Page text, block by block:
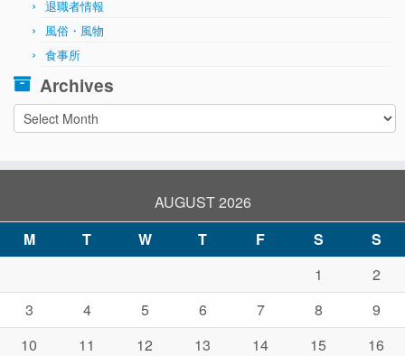
退職者情報
風俗・風物
食事所
Archives
Archives
AUGUST 2026
M
T W T F S
S
1
2
3
4 5 6 7 8
9
10
11 12 13 14 15
16